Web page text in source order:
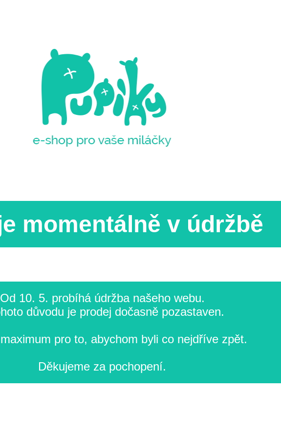
momentálně v údržbě
Od 10. 5. probíhá údržba našeho webu.
důvodu je prodej dočasně pozastaven.
pro to, abychom byli co nejdříve zpět.
Děkujeme za pochopení.